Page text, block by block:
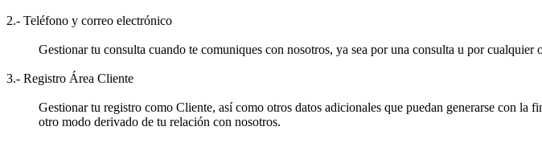
2.- Teléfono y correo electrónico
Gestionar tu consulta cuando te comuniques con nosotros, ya sea por una consulta u por
3.- Registro Área Cliente
Gestionar tu registro como Cliente, así como otros datos adicionales que puedan generarse con
otro modo derivado de tu relación con nosotros.